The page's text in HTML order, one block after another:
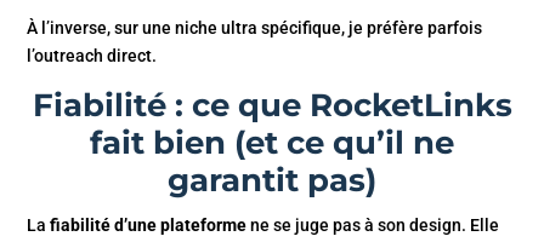
À l’inverse, sur une niche ultra spécifique, je préfère parfois
l’outreach direct.
Fiabilité : ce que RocketLinks
fait bien (et ce qu’il ne
garantit pas)
Lafiabilité d’une plateformene se juge pas à son design. Elle